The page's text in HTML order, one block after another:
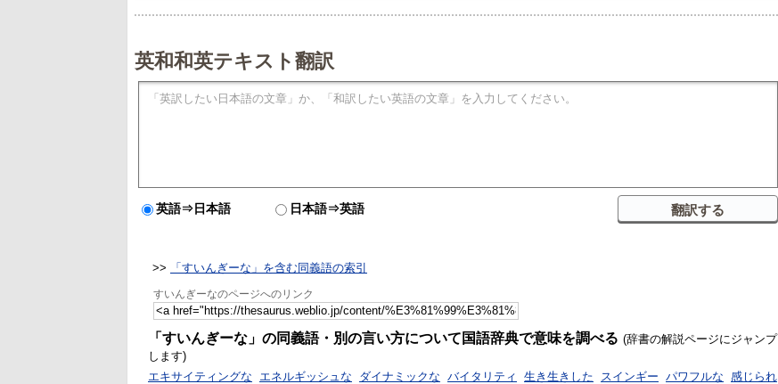
英和和英テキスト翻訳
英語⇒日本語 日本語⇒英語
>> 「すいんぎーな」を含む同義語の索引
すいんぎーなのページへのリンク
「すいんぎーな」の同義語・別の言い方について国語辞典で意味を調べる (辞書の解説ページにジャンプ
します)
エキサイティングな
エネルギッシュな ダイナミックな バイタリティ 生き生きした スインギー パワフルな 感じられ